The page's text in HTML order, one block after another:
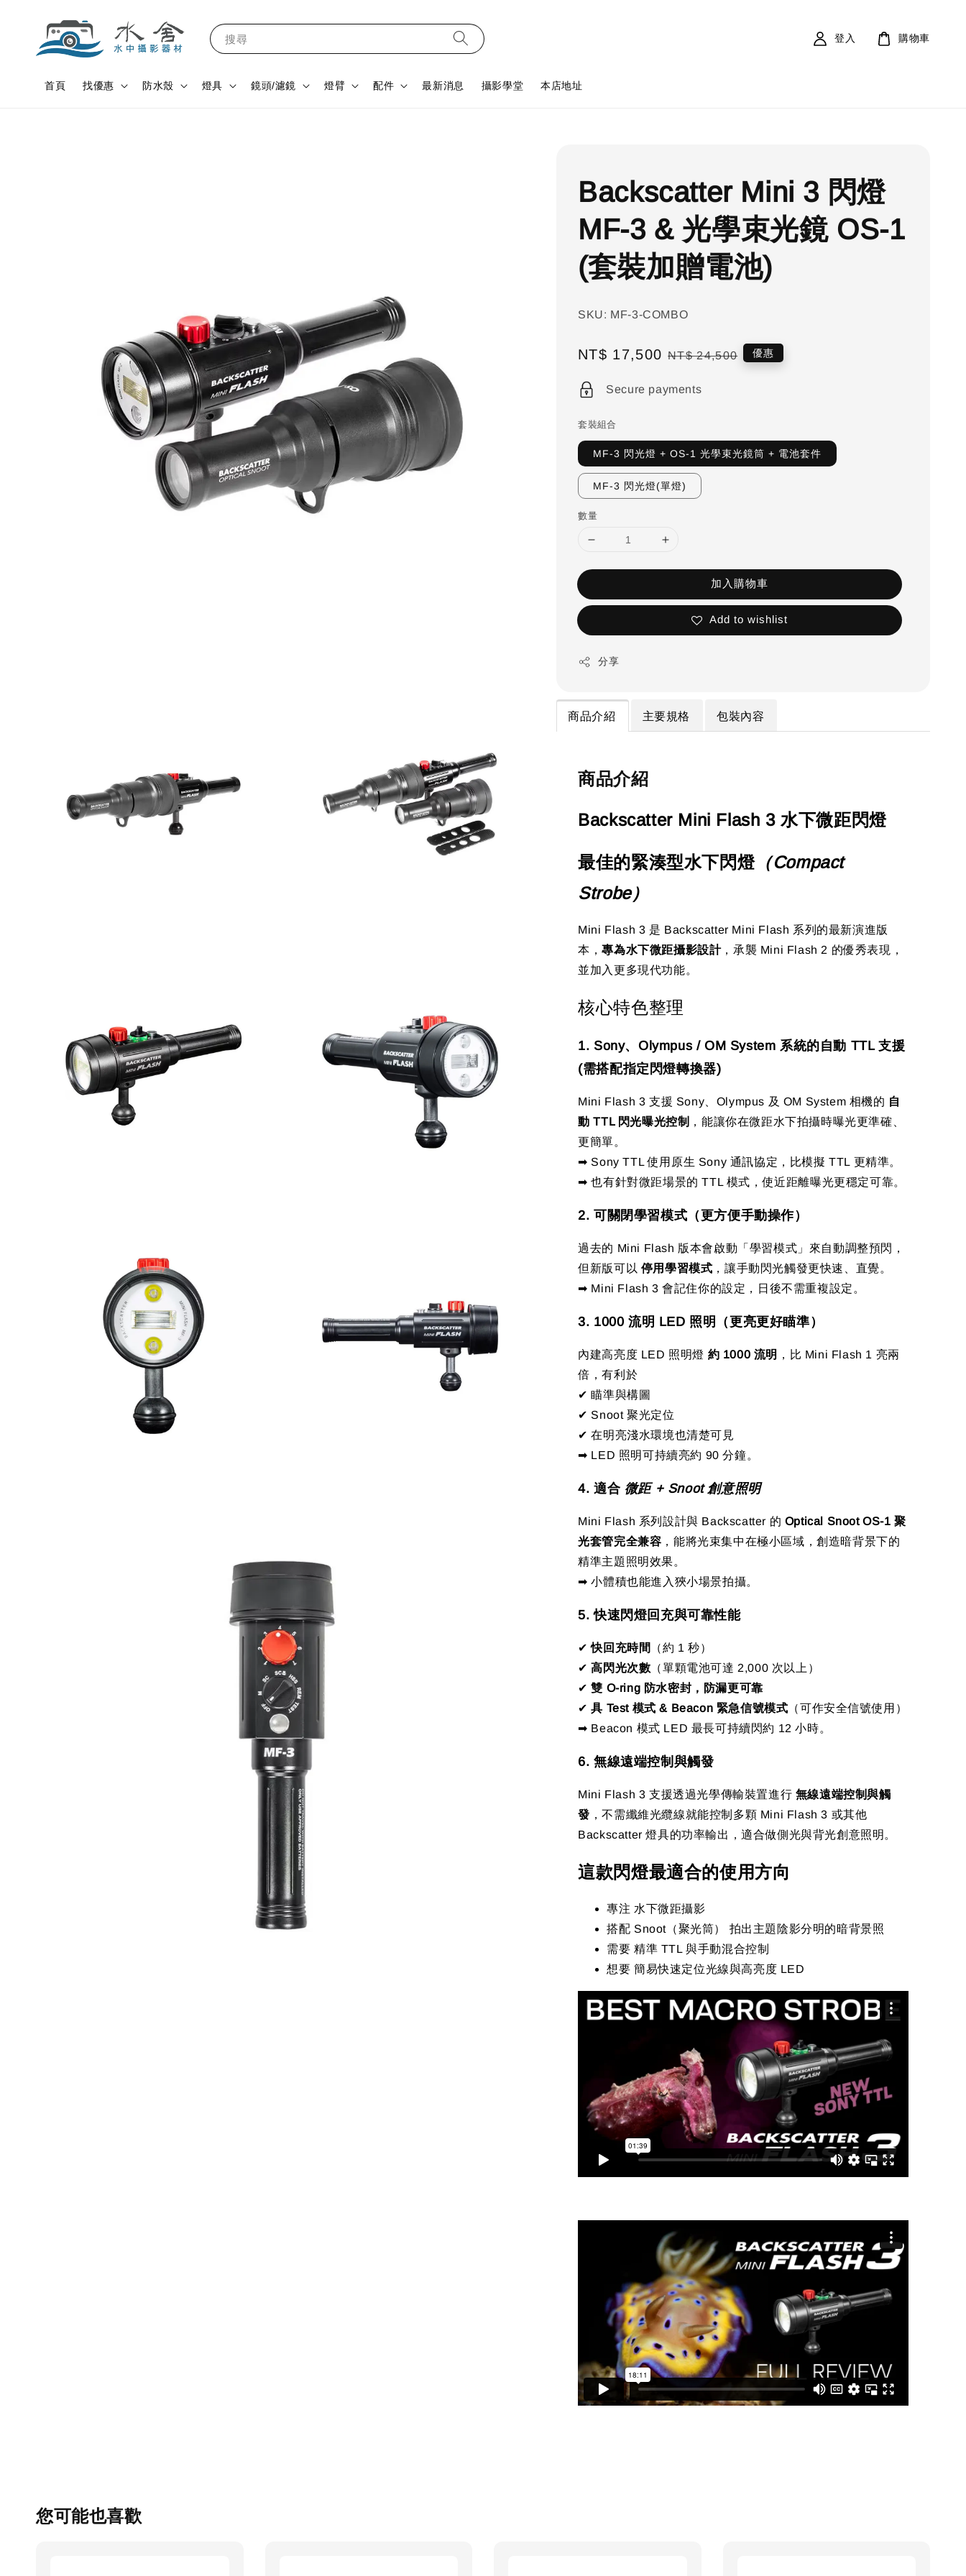
搜尋
首頁 找優惠 防水殼 燈具 鏡頭/濾鏡 燈臂 配件 最新消息 攝影學堂 本店地址
登入 購物車
Backscatter Mini 3 閃燈
MF-3 & 光學束光鏡 OS-1
(套裝加贈電池)
SKU: MF-3-COMBO
Sale
NT$ 17,500 Regular
NT$ 24,500 優惠
Secure payments
套裝組合
MF-3 閃光燈 + OS-1 光學束光鏡筒 + 電池套件
MF-3 閃光燈(單燈)
數量
加入購物車
Add to wishlist
分享
商品介紹 主要規格 包裝內容
商品介紹
Backscatter Mini Flash 3 水下微距閃燈
最佳的緊湊型水下閃燈（Compact
Strobe）
Mini Flash 3 是 Backscatter Mini Flash 系列的最新演進版
本，專為水下微距攝影設計，承襲 Mini Flash 2 的優秀表現，
並加入更多現代功能。
核心特色整理
1. Sony、Olympus / OM System 系統的自動 TTL 支援
(需搭配指定閃燈轉換器)
Mini Flash 3 支援 Sony、Olympus 及 OM System 相機的 自
動 TTL 閃光曝光控制 ，能讓你在微距水下拍攝時曝光更準確、
更簡單。
➡ Sony TTL 使用原生 Sony 通訊協定，比模擬 TTL 更精準。
➡ 也有針對微距場景的 TTL 模式，使近距離曝光更穩定可靠。
2. 可關閉學習模式（更方便手動操作）
過去的 Mini Flash 版本會啟動「學習模式」來自動調整預閃，
但新版可以 停用學習模式 ，讓手動閃光觸發更快速、直覺。
➡ Mini Flash 3 會記住你的設定，日後不需重複設定。
3. 1000 流明 LED 照明（更亮更好瞄準）
內建高亮度 LED 照明燈 約 1000 流明 ，比 Mini Flash 1 亮兩
倍，有利於
✔ 瞄準與構圖
✔ Snoot 聚光定位
✔ 在明亮淺水環境也清楚可見
➡ LED 照明可持續亮約 90 分鐘。
4. 適合 微距 + Snoot 創意照明
Mini Flash 系列設計與 Backscatter 的 Optical Snoot OS-1 聚
光套管完全兼容 ，能將光束集中在極小區域，創造暗背景下的
精準主題照明效果。
➡ 小體積也能進入狹小場景拍攝。
5. 快速閃燈回充與可靠性能
✔快回充時間
（約 1 秒）
✔高閃光次數 （單顆電池可達 2,000 次以上）
✔雙 O-ring 防水密封，防漏更可靠
✔具 Test 模式 & Beacon 緊急信號模式 （可作安全信號使用）
➡ Beacon 模式 LED 最長可持續閃約 12 小時。
6. 無線遠端控制與觸發
Mini Flash 3 支援透過光學傳輸裝置進行 無線遠端控制與觸
發 ，不需纖維光纜線就能控制多顆 Mini Flash 3 或其他
Backscatter 燈具的功率輸出，適合做側光與背光創意照明。
這款閃燈最適合的使用方向
專注 水下微距攝影
搭配 Snoot（聚光筒） 拍出主題陰影分明的暗背景照
需要 精準 TTL 與手動混合控制
想要 簡易快速定位光線與高亮度 LED
您可能也喜歡